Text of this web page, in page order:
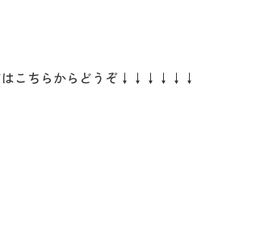
こちらからどうぞ↓↓↓↓↓↓